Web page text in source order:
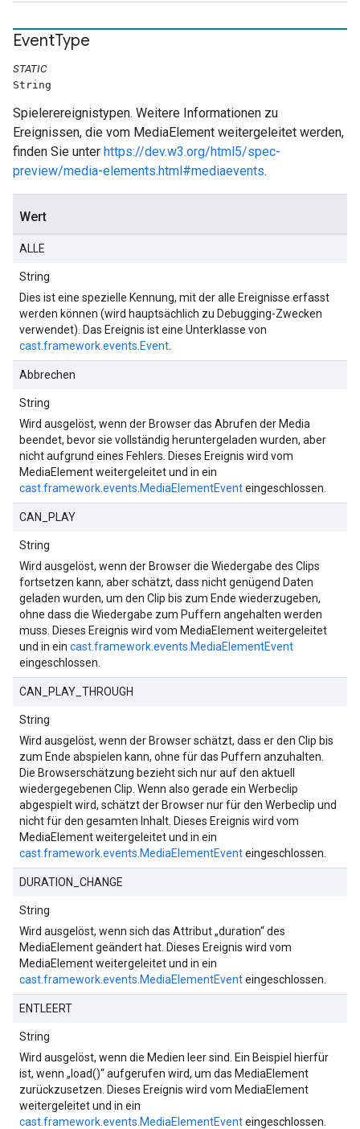
EventType
STATIC
String
Spielerereignistypen. Weitere Informationen zu
Ereignissen, die vom MediaElement weitergeleitet werden,
finden Sie unter https://dev.w3.org/html5/spec-
preview/media-elements.html#mediaevents.
Wert
ALLE
String
Dies ist eine spezielle Kennung, mit der alle Ereignisse erfasst
werden können (wird hauptsächlich zu Debugging-Zwecken
verwendet). Das Ereignis ist eine Unterklasse von
cast.framework.events.Event
Abbrechen
String
Wird ausgelöst, wenn der Browser das Abrufen der Media
beendet, bevor sie vollständig heruntergeladen wurden, aber
nicht aufgrund eines Fehlers. Dieses Ereignis wird vom
MediaElement weitergeleitet und in ein
cast.framework.events.MediaElementEventeingeschlossen.
CAN_PLAY
String
Wird ausgelöst, wenn der Browser die Wiedergabe des Clips
fortsetzen kann, aber schätzt, dass nicht genügend Daten
geladen wurden, um den Clip bis zum Ende wiederzugeben,
ohne dass die Wiedergabe zum Puffern angehalten werden
muss. Dieses Ereignis wird vom MediaElement weitergeleitet
und in ein cast.framework.events.MediaElementEvent
eingeschlossen.
CAN_PLAY_THROUGH
String
Wird ausgelöst, wenn der Browser schätzt, dass er den Clip bis
zum Ende abspielen kann, ohne für das Puffern anzuhalten.
Die Browserschätzung bezieht sich nur auf den aktuell
wiedergegebenen Clip. Wenn also gerade ein Werbeclip
abgespielt wird, schätzt der Browser nur für den Werbeclip und
nicht für den gesamten Inhalt. Dieses Ereignis wird vom
MediaElement weitergeleitet und in ein
cast.framework.events.MediaElementEventeingeschlossen.
DURATION_CHANGE
String
Wird ausgelöst, wenn sich das Attribut „duration“ des
MediaElement geändert hat. Dieses Ereignis wird vom
MediaElement weitergeleitet und in ein
cast.framework.events.MediaElementEventeingeschlossen.
ENTLEERT
String
Wird ausgelöst, wenn die Medien leer sind. Ein Beispiel hierfür
ist, wenn „load()“ aufgerufen wird, um das MediaElement
zurückzusetzen. Dieses Ereignis wird vom MediaElement
weitergeleitet und in ein
cast.framework.events.MediaElementEventeingeschlossen.